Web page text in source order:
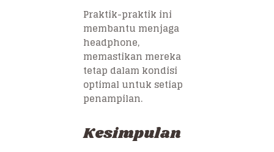
Praktik-praktik ini
membantu menjaga
headphone,
memastikan mereka
tetap dalam kondisi
optimal untuk setiap
penampilan.
Kesimpulan